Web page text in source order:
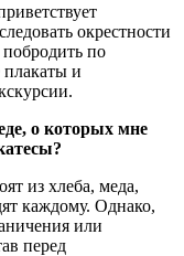
окрестности
по
и
о которых мне
из хлеба, меда,
каждому. Однако,
или
перед